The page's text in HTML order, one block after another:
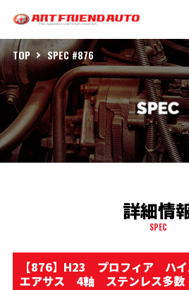
TOP SPEC #876
詳細情
SPEC
【876】H23 プロフィア ハ
エアサス 4軸 ステンレス多数